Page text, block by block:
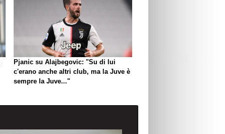
Pjanic su Alajbegovic: "Su di lui
c'erano anche altri club, ma la Juve è
sempre la Juve..."